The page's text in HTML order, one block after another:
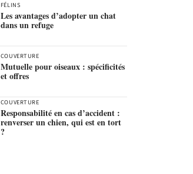
FÉLINS
Les avantages d’adopter un chat
dans un refuge
COUVERTURE
Mutuelle pour oiseaux : spécificités
et offres
COUVERTURE
Responsabilité en cas d’accident :
renverser un chien, qui est en tort
?